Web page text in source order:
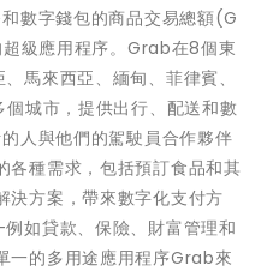
數字錢包的商品交易總額(G
級應用程序。Grab在8個東
馬來西亞、緬甸、菲律賓、
城市，提供出行、配送和數
人與他們的駕駛員合作夥伴
各種需求，包括預訂食品和其
決方案，帶來數字化支付方
如貸款、保險、財富管理和
一的多用途應用程序Grab來